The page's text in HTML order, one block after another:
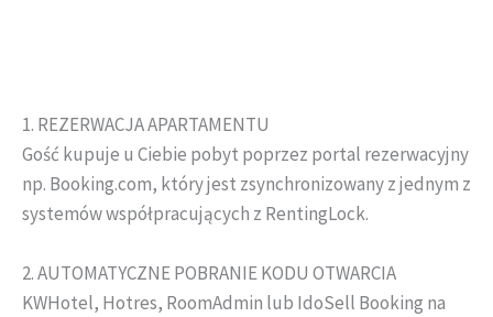
1. REZERWACJA APARTAMENTU
Gość kupuje u Ciebie pobyt poprzez portal rezerwacyjny
np. Booking.com, który jest zsynchronizowany z jednym z
systemów współpracujących z RentingLock.
2. AUTOMATYCZNE POBRANIE KODU OTWARCIA
KWHotel, Hotres, RoomAdmin lub IdoSell Booking na